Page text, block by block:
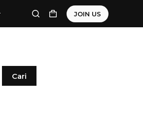
Shopping
cart
JOIN US
Cari